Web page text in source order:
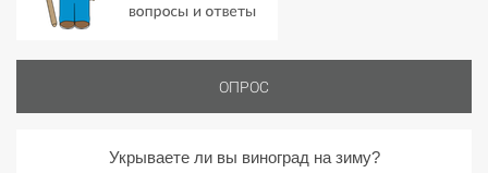
ОПРОС
Укрываете ли вы виноград на зиму?